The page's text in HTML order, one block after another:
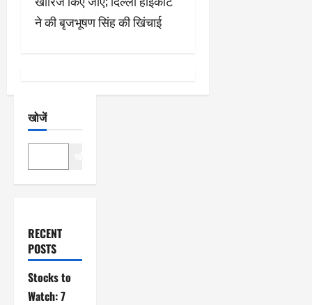
श
ने की बृजभूषण सिंह की खिंचाई
खोजें
RECENT
POSTS
Stocks to
Watch: 7